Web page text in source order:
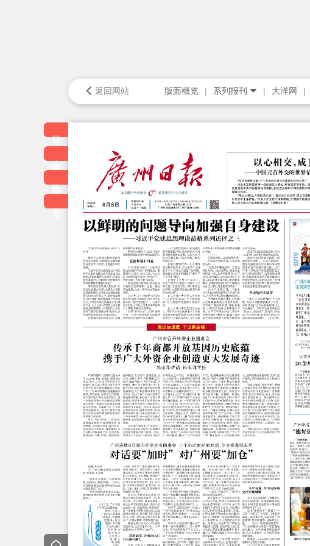
返回网站 版面概览 系列报刊 大洋网